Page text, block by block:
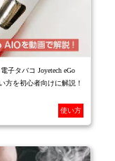
電子タバコ Joyetech eGo
方を初心者向けに解説！
使い方